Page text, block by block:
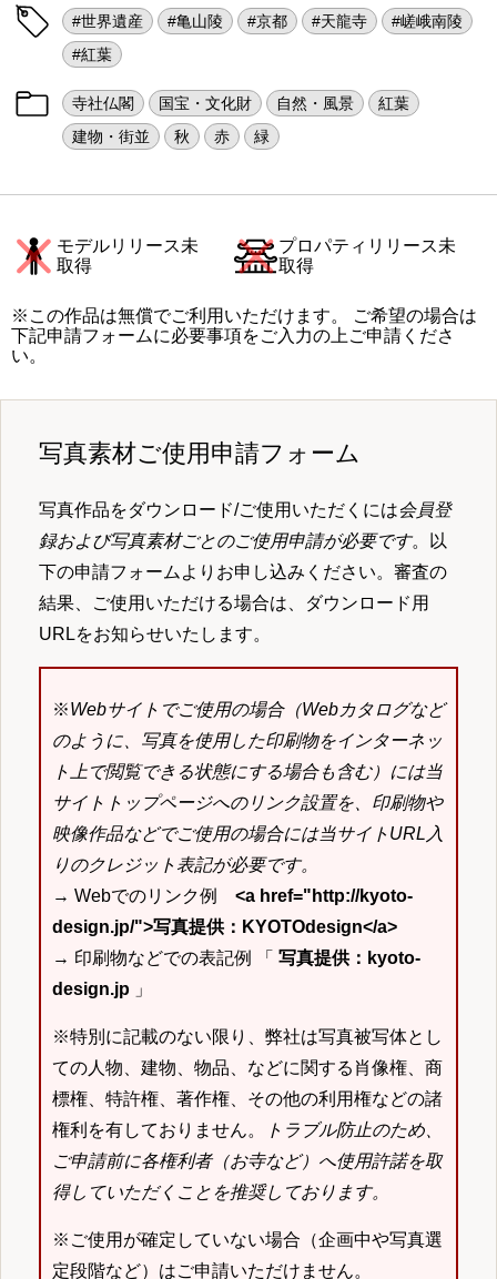
#世界遺産 #亀山陵 #京都 #天龍寺
#嵯峨南陵
#紅葉
寺社仏閣 国宝・文化財 自然・風景
紅葉
建物・街並
秋 赤 緑
モデルリリース未
取得
プロパティリリース未
取得
※この作品は無償でご利用いただけます。 ご希望の場合は
下記申請フォームに必要事項をご入力の上ご申請くださ
い。
写真素材ご使用申請フォーム
写真作品をダウンロード/ご使用いただくには会員登
録および写真素材ごとのご使用申請が必要です。以
下の申請フォームよりお申し込みください。審査の
結果、ご使用いただける場合は、ダウンロード用
URLをお知らせいたします。
※Webサイトでご使用の場合（Webカタログなど
のように、写真を使用した印刷物をインターネッ
ト上で閲覧できる状態にする場合も含む）には当
サイトトップページへのリンク設置を、印刷物や
映像作品などでご使用の場合には当サイトURL入
りのクレジット表記が必要です。
→ Webでのリンク例 <a href="http://kyoto-
design.jp/">写真提供：KYOTOdesign</a>
→ 印刷物などでの表記例 「 写真提供：kyoto-
design.jp 」
※特別に記載のない限り、弊社は写真被写体とし
ての人物、建物、物品、などに関する肖像権、商
標権、特許権、著作権、その他の利用権などの諸
権利を有しておりません。
トラブル防止のため、
ご申請前に各権利者（お寺など）へ使用許諾を取
得していただくことを推奨しております。
※ご使用が確定していない場合（企画中や写真選
定段階など）はご申請いただけません。